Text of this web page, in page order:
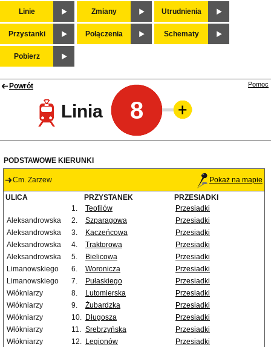
Linie Zmiany Utrudnienia
Przystanki Połączenia Schematy
Pobierz
Powrót
Linia 8
Pomoc
PODSTAWOWE KIERUNKI
Cm. Zarzew Pokaż na mapie
ULICA PRZYSTANEK
PRZESIADKI
1.
Teofilów
Przesiadki
Aleksandrowska
2. Szparagowa
Przesiadki
Aleksandrowska
3. Kaczeńcowa
Przesiadki
Aleksandrowska
4. Traktorowa
Przesiadki
Aleksandrowska
5. Bielicowa
Przesiadki
Limanowskiego
6. Woronicza
Przesiadki
Limanowskiego
7. Pułaskiego
Przesiadki
Włókniarzy
8. Lutomierska
Przesiadki
Włókniarzy
9. Żubardzka
Przesiadki
Włókniarzy
10. Długosza
Przesiadki
Włókniarzy
11. Srebrzyńska
Przesiadki
Włókniarzy
12. Legionów
Przesiadki